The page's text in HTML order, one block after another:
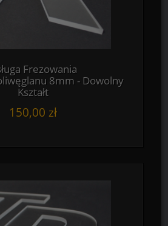
Frezowania
8mm - Dowolny
Kształt
150,00 zł